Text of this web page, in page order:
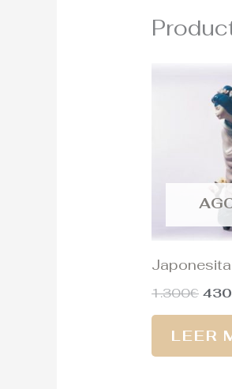
1.300€
era:
430
LEER